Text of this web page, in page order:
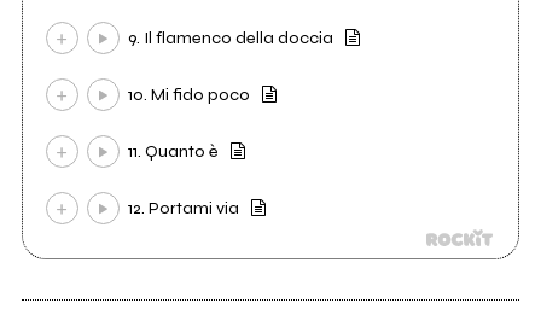
9. Il flamenco della doccia
10. Mi fido poco
11. Quanto è
12. Portami via